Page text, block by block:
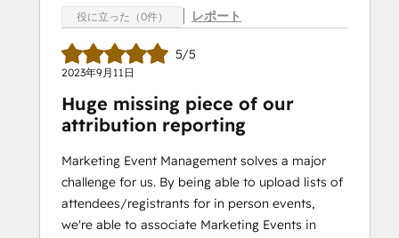
役に立った（0件） レポート
5/5
2023年9月11日
Huge missing piece of our
attribution reporting
Marketing Event Management solves a major
challenge for us. By being able to upload lists of
attendees/registrants for in person events,
we're able to associate Marketing Events in